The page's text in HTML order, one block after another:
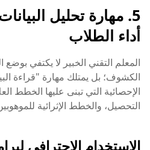
5. مهارة تحليل
أداء الطلاب
المعلم التقني الخبير لا يكتفي بوضع
الكشوف؛ بل يمتلك مهارة "قراءة
الإحصائية التي تبنى عليها الخطط
التحصيل، والخطط الإثرائية
الاستخدام الاحترافي